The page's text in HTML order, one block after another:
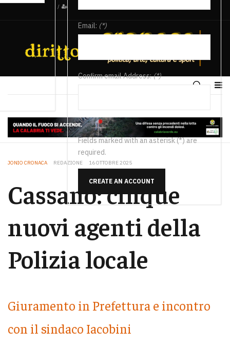
/
Email: (*)
Confirm email Address:(*)
Fields marked with an asterisk (*) are
required.
CREATE AN ACCOUNT
JONIO CRONACA REDAZIONE 16 OTTOBRE 2025
Cassano: cinque
nuovi agenti della
Polizia locale
Giuramento in Prefettura e incontro
con il sindaco Iacobini